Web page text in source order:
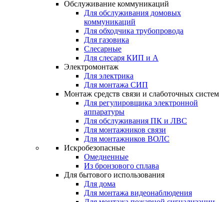
Обслуживание коммуникаций
Для обслуживания домовых
коммуникаций
Для обходчика трубопровода
Для газовика
Слесарные
Для слесаря КИП и А
Электромонтаж
Для электрика
Для монтажа СИП
Монтаж средств связи и слаботочных систем
Для регулировщика электронной
аппаратуры
Для обслуживания ПК и ЛВС
Для монтажников связи
Для монтажников ВОЛС
Искробезопасные
Омедненные
Из бронзового сплава
Для бытового использования
Для дома
Для монтажа видеонаблюдения